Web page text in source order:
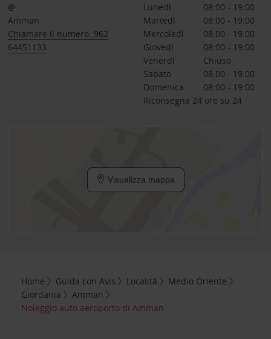
@
Amman
Chiamare il numero: 962
64451133
Lunedì
08:00 - 19:00
Martedì
08:00 - 19:00
Mercoledì
08:00 - 19:00
Giovedì
08:00 - 19:00
Venerdì
Chiuso
Sabato
08:00 - 19:00
Domenica
08:00 - 19:00
Riconsegna 24 ore su 24
Visualizza mappa
Home Guida con Avis Località
Medio Oriente
Giordania
Amman
Noleggio auto aeroporto di Amman